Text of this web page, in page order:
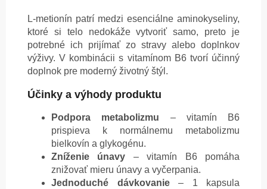
L-metionín patrí medzi esenciálne aminokyseliny,
ktoré si telo nedokáže vytvoriť samo, preto je
potrebné ich prijímať zo stravy alebo doplnkov
výživy. V kombinácii s vitamínom B6 tvorí účinný
doplnok pre moderný životný štýl.
Účinky a výhody produktu
Podpora metabolizmu – vitamín B6
prispieva k normálnemu metabolizmu
bielkovín a glykogénu.
Zníženie únavy – vitamín B6 pomáha
znižovať mieru únavy a vyčerpania.
Jednoduché dávkovanie– 1 kapsula